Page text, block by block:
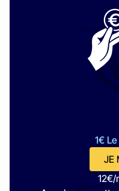
1€
JE
12€/